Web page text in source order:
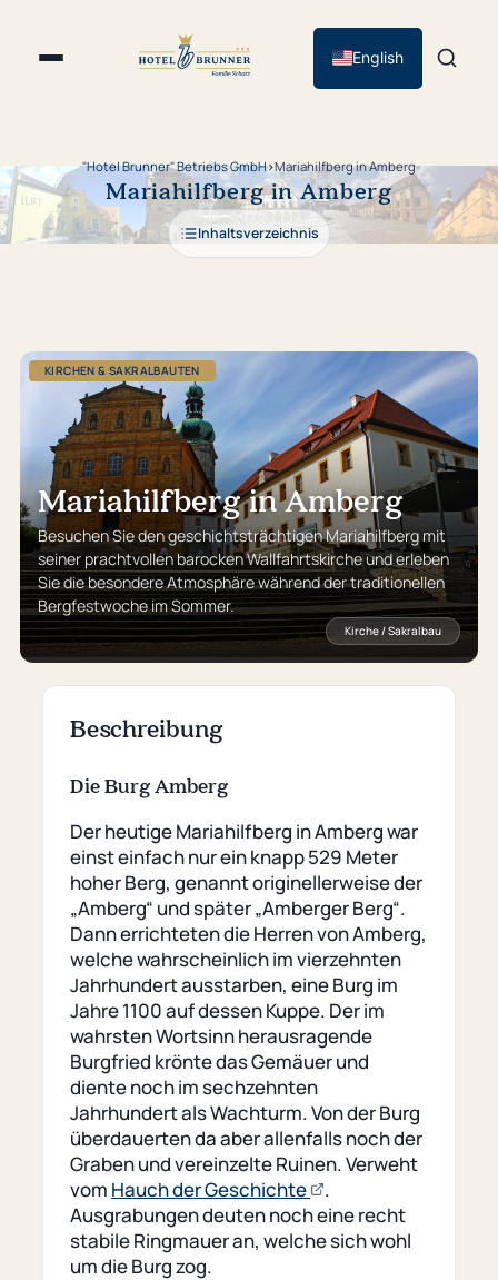
English
"Hotel Brunner" Betriebs GmbH›Mariahilfberg in Amberg
Mariahilfberg in Amberg
Inhaltsverzeichnis
KIRCHEN & SAKRALBAUTEN
Mariahilfberg in Amberg
Besuchen Sie den geschichtsträchtigen Mariahilfberg mit
seiner prachtvollen barocken Wallfahrtskirche und erleben
Sie die besondere Atmosphäre während der traditionellen
Bergfestwoche im Sommer.
Kirche / Sakralbau
Beschreibung
Die Burg Amberg
Der heutige Mariahilfberg in Amberg war
einst einfach nur ein knapp 529 Meter
hoher Berg, genannt originellerweise der
„Amberg“ und später „Amberger Berg“.
Dann errichteten die Herren von Amberg,
welche wahrscheinlich im vierzehnten
Jahrhundert ausstarben, eine Burg im
Jahre 1100 auf dessen Kuppe. Der im
wahrsten Wortsinn herausragende
Burgfried krönte das Gemäuer und
diente noch im sechzehnten
Jahrhundert als Wachturm. Von der Burg
überdauerten da aber allenfalls noch der
Graben und vereinzelte Ruinen. Verweht
vom Hauch der Geschichte
(öffnet
externe
Seite)
.
Ausgrabungen deuten noch eine recht
stabile Ringmauer an, welche sich wohl
um die Burg zog.